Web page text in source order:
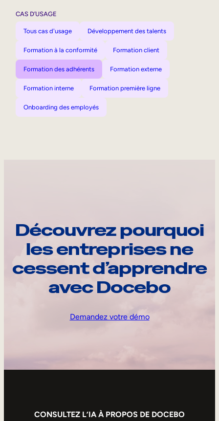
CAS D’USAGE
Tous cas d'usage Développement des talents
Formation à la conformité Formation client
Formation des adhérents Formation externe
Formation interne Formation première ligne
Onboarding des employés
Découvrez pourquoi
les entreprises ne
cessent d’apprendre
avec Docebo
Demandez votre démo
CONSULTEZ L’IA À PROPOS DE DOCEBO